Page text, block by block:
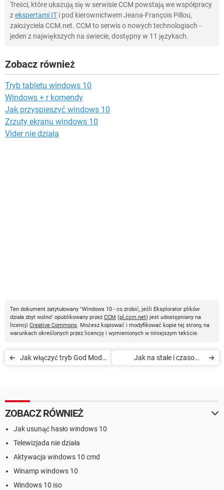
Treści, które ukazują się w serwisie CCM powstają we współpracy
zekspertami IT i pod kierownictwem Jeana-François Pillou,
założyciela CCM.net. CCM to serwis o nowych technologiach -
jeden z największych na świecie, dostępny w 11 językach.
Zobacz również
Tryb tabletu windows 10
Windows + r komendy
Jak przyspieszyć windows 10
Zrzuty ekranu windows 10
Vider nie działa
Ten dokument zatytułowany "Windows 10 - co zrobić, jeśli Eksplorator plików
działa zbyt wolno" opublikowany przez CCM (pl.ccm.net) jest udostępniany na
licencji Creative Commons. Możesz kopiować i modyfikować kopie tej strony, na
warunkach określonych przez licencję i wymienionych w niniejszym tekście.
Jak włączyć tryb God Mode
Jak na stałe i czasowo
ZOBACZ RÓWNIEŻ
Jak usunąć hasło windows 10
Telewizjada nie działa
Aktywacja windows 10 cmd
Winamp windows 10
Windows 10 iso